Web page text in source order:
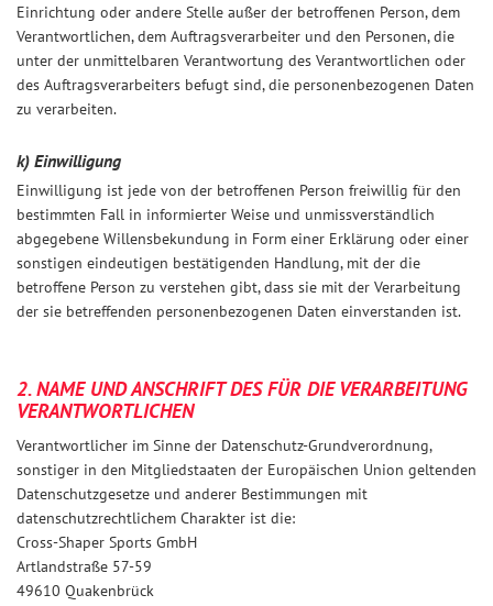
Einrichtung oder andere Stelle außer der betroffenen Person, dem
Verantwortlichen, dem Auftragsverarbeiter und den Personen, die
unter der unmittelbaren Verantwortung des Verantwortlichen oder
des Auftragsverarbeiters befugt sind, die personenbezogenen Daten
zu verarbeiten.
k) Einwilligung
Einwilligung ist jede von der betroffenen Person freiwillig für den
bestimmten Fall in informierter Weise und unmissverständlich
abgegebene Willensbekundung in Form einer Erklärung oder einer
sonstigen eindeutigen bestätigenden Handlung, mit der die
betroffene Person zu verstehen gibt, dass sie mit der Verarbeitung
der sie betreffenden personenbezogenen Daten einverstanden ist.
2. NAME UND ANSCHRIFT DES FÜR DIE VERARBEITUNG
VERANTWORTLICHEN
Verantwortlicher im Sinne der Datenschutz-Grundverordnung,
sonstiger in den Mitgliedstaaten der Europäischen Union geltenden
Datenschutzgesetze und anderer Bestimmungen mit
datenschutzrechtlichem Charakter ist die:
Cross-Shaper Sports GmbH
Artlandstraße 57-59
49610 Quakenbrück